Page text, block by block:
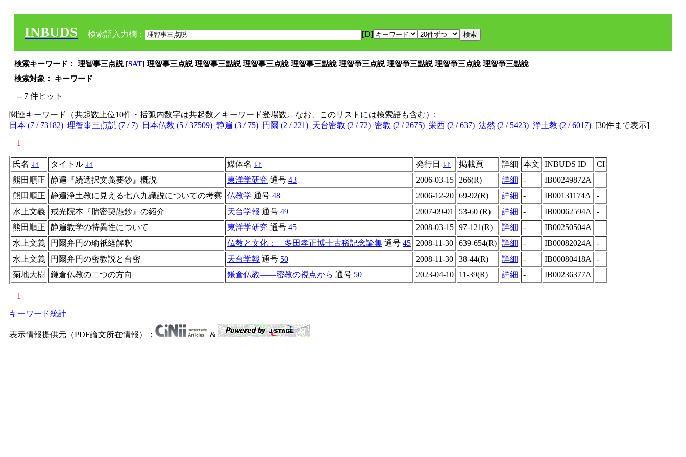
INBUDS 検索語入力欄： [D]
検索キーワード： 理智事三点説 [SAT] 理智事三点説 理智事三點説 理智事三点說 理智事三點說 理智亊三点説 理智亊三點説 理智亊三点說 理智亊三點說
検索対象： キーワード
-- 7 件ヒット
関連キーワード（共起数上位10件・括弧内数字は共起数／キーワード登場数。なお、このリストには検索語も含む）:
日本 (7 / 73182) 理智事三点説 (7 / 7) 日本仏教 (5 / 37509) 静遍 (3 / 75) 円爾 (2 / 221) 天台密教 (2 / 72) 密教 (2 / 2675) 栄西 (2 / 637) 法然 (2 / 5423) 浄土教 (2 / 6017) [30件まで表示]
1
氏名 ↓ ↑ タイトル ↓ ↑ 媒体名 ↓ ↑ 発行日 ↓ ↑ 掲載頁 詳細 本文 INBUDS ID
CI
熊田順正
静遍『続選択文義要鈔』概説 東洋学研究 通号 43 2006-03-15 266(R) 詳細 -
IB00249872A
熊田順正
静遍浄土教に見える七八九識説についての考察 仏教学 通号 48 2006-12-20 69-92(R) 詳細 - IB00131174A
-
水上文義 戒光院本『胎密契愚鈔』の紹介 天台学報 通号 49 2007-09-01 53-60 (R) 詳細 - IB00062594A
-
熊田順正
静遍教学の特異性について 東洋学研究 通号 45 2008-03-15 97-121(R) 詳細 -
IB00250504A
水上文義
円爾弁円の瑜祇経解釈 仏教と文化： 多田孝正博士古稀記念論集 通号 45 2008-11-30 639-654(R) 詳細 - IB00082024A
-
水上文義
円爾弁円の密教説と台密 天台学報 通号 50 2008-11-30 38-44(R) 詳細 - IB00080418A
-
菊地大樹 鎌倉仏教の二つの方向 鎌倉仏教――密教の視点から 通号 50 2023-04-10 11-39(R) 詳細 - IB00236377A
1
キーワード統計
表示情報提供元（PDF論文所在情報）： &